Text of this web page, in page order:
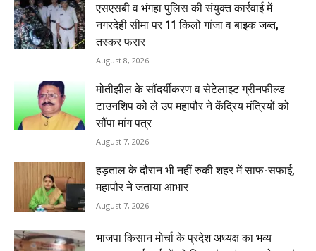
एसएसबी व भंगहा पुलिस की संयुक्त कार्रवाई में
नगरदेही सीमा पर 11 किलो गांजा व बाइक जब्त,
तस्कर फरार
August 8, 2026
मोतीझील के सौंदर्यीकरण व सेटेलाइट ग्रीनफील्ड
टाउनशिप को ले उप महापौर ने केंद्रिय मंत्रियों को
सौंपा मांग पत्र
August 7, 2026
हड़ताल के दौरान भी नहीं रुकी शहर में साफ-सफाई,
महापौर ने जताया आभार
August 7, 2026
भाजपा किसान मोर्चा के प्रदेश अध्यक्ष का भव्य